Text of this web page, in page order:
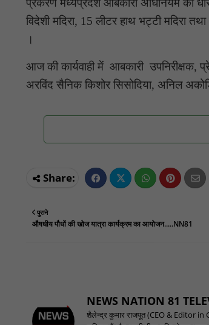
प्रकरण मध्यप्रदेश आबकारी अधिनियम की
विदेशी मदिरा, 15 लीटर हाथ भट्टी मदिरा
।
आज की कार्यवाही में आबकारी उपनिरीक्षक,
अरविंद सैनिक किशोर सिसोदिया, अनिल
पुराने
औषधीय पौधों की खोज यात्रा कार्यक्रम का आयोजन.....NN81
NEWS NATION 81
शैलेन्द्र कुमार राजपूत (CEO & Editor in